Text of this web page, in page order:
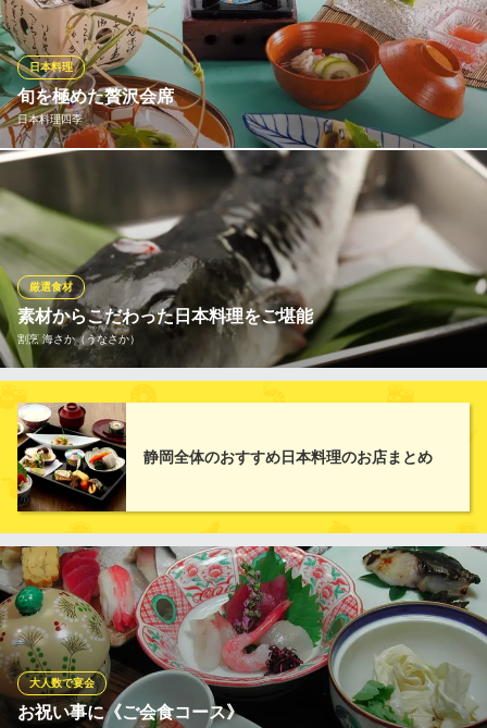
感じて頂ければと存じます。
日本料理 椿亭
日本料理
ＪＲ静岡駅 徒歩11分
静岡県静岡市葵区常磐町2-2-8
旬を極めた贅沢会席
日本料理四季
日本料理
旬の食材を厳選し、こだわりの器に美しく盛り付けた会席料理。
味わいはもちろん、見た目の華やかさでもお楽しみいただけま
す。大切な方とのひとときを、四季ならではの贅沢な日本料理で
お過ごしください。
日本料理四季
季節感を味わう日本料理
静岡鉄道静岡清水線新静岡駅 徒歩6分
素材からこだわった日本料理をご堪能
割烹 海さか（うなさか）
厳選食材
貴重な素材にめぐり合うことも、喜びの一つです。旬の素材や、
静岡県浜松のすっぽんや、網走産のキンキなど産地にこだわった
ものを通して日本料理の楽しさをお客様に感じて頂きたく思って
います。3ヶ月ほど味噌に漬けて作った自家製のからすみなど、厳
選素材を使った料理をこころゆくまでご堪能ください。
割烹 海さか（うなさか）
割烹 和食料理
ＪＲ静岡駅 徒歩16分
静岡県静岡市葵区川辺町1-1-10-2
静岡全体のおすすめ日本料理のお店まとめ
お祝い事に《ご会食コース》
大人数で宴会